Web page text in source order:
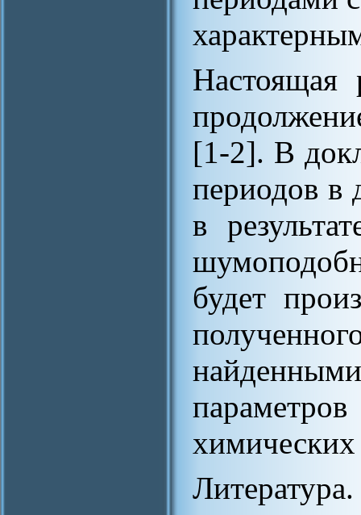
Настоящая
[1-2]. В
периодов в
в
будет
Литература.